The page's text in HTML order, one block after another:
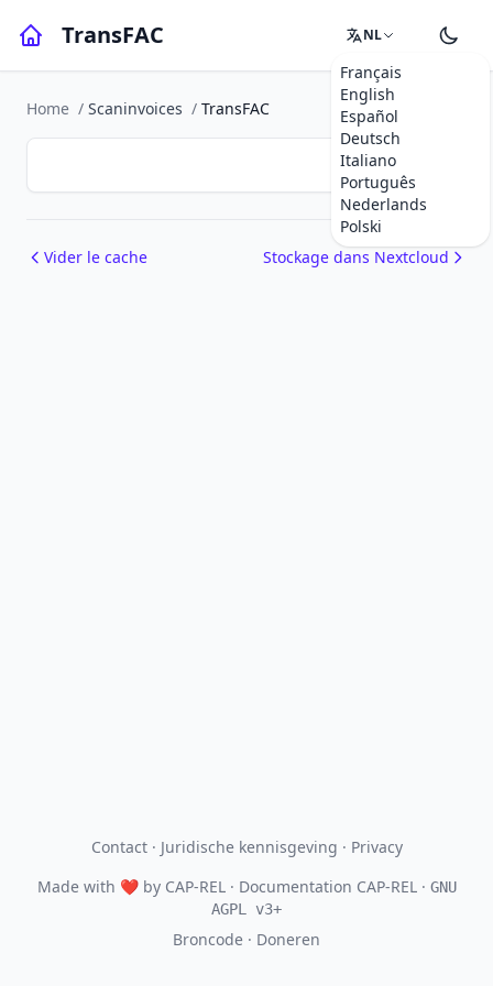
TransFAC NL
Français
English
Español
Deutsch
Italiano
Português
Nederlands
Polski
Home / Scaninvoices / TransFAC
Vider le cache Stockage dans Nextcloud
Contact· Juridische kennisgeving · Privacy
Made with ❤by CAP-REL· Documentation CAP-REL · GNU
AGPL v3+
Broncode · Doneren